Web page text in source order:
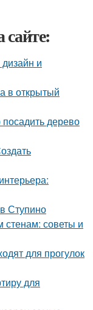
сайте:
и
в открытый
дерево
Ступино
стенам: советы и
для прогулок
для